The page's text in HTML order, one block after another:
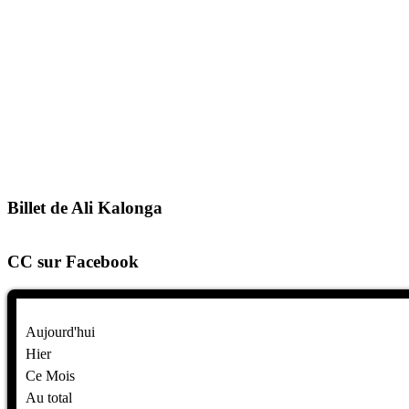
Billet de Ali Kalonga
CC sur Facebook
Aujourd'hui
Hier
Ce Mois
Au total